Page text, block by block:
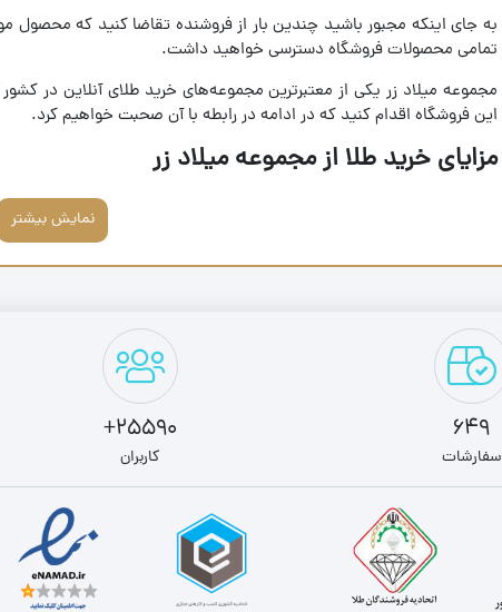
به جای اینکه مجبور باشید چندین بار از فروشنده تقاضا کنید که محصول
تمامی محصولات فروشگاه دسترسی خواهید داشت.
مجموعه میلاد زر یکی از معتبرترین مجموعه‌های خرید طلای آنلاین در
این فروشگاه اقدام کنید که در ادامه در رابطه با آن صحبت خواهیم کرد.
مزایای خرید طلا از مجموعه میلاد زر
نمایش بیشتر
649
سفارشات
25590+
کاربران